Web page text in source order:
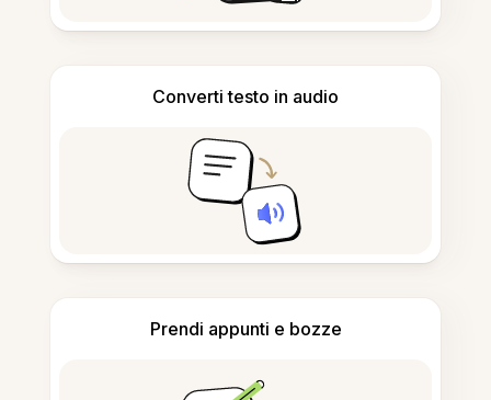
Converti testo in audio
Prendi appunti e bozze